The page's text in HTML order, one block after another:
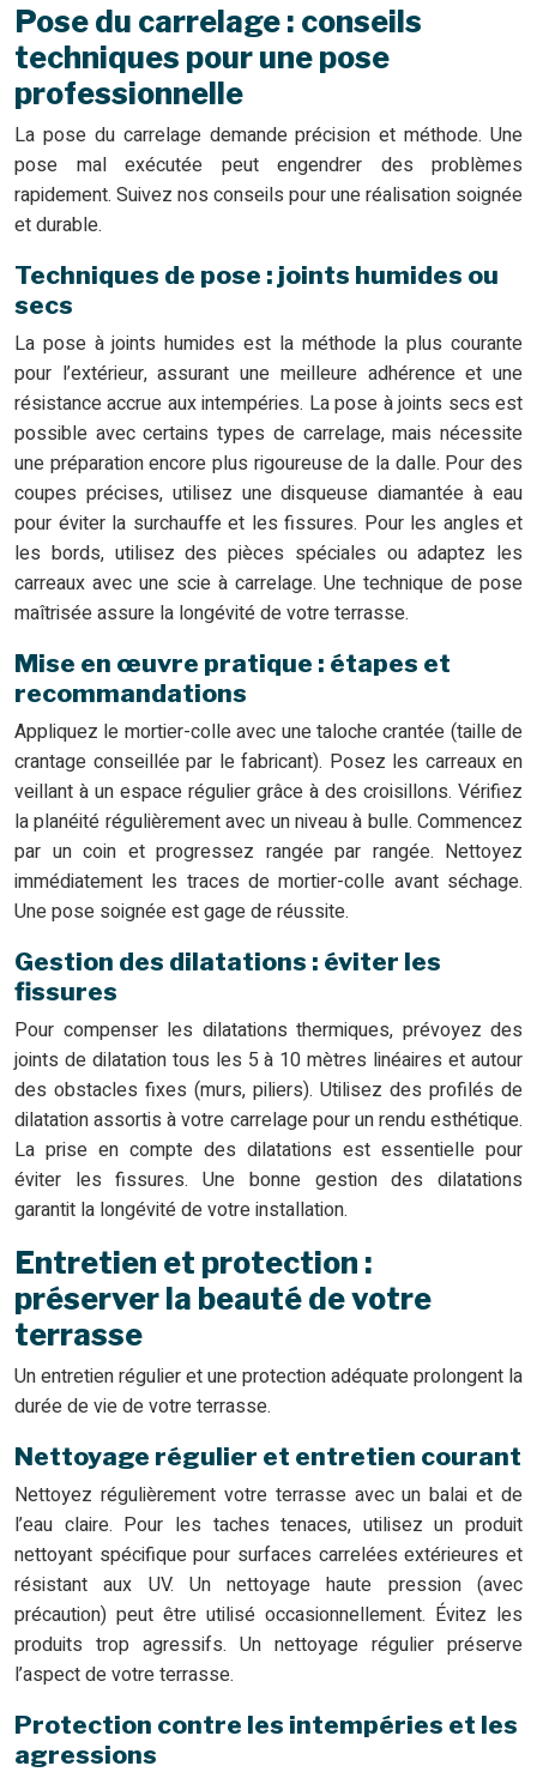
Pose du carrelage : conseils
techniques pour une pose
professionnelle
La pose du carrelage demande précision et méthode. Une
pose mal exécutée peut engendrer des problèmes
rapidement. Suivez nos conseils pour une réalisation soignée
et durable.
Techniques de pose : joints humides ou
secs
La pose à joints humides est la méthode la plus courante
pour l’extérieur, assurant une meilleure adhérence et une
résistance accrue aux intempéries. La pose à joints secs est
possible avec certains types de carrelage, mais nécessite
une préparation encore plus rigoureuse de la dalle. Pour des
coupes précises, utilisez une disqueuse diamantée à eau
pour éviter la surchauffe et les fissures. Pour les angles et
les bords, utilisez des pièces spéciales ou adaptez les
carreaux avec une scie à carrelage. Une technique de pose
maîtrisée assure la longévité de votre terrasse.
Mise en œuvre pratique : étapes et
recommandations
Appliquez le mortier-colle avec une taloche crantée (taille de
crantage conseillée par le fabricant). Posez les carreaux en
veillant à un espace régulier grâce à des croisillons. Vérifiez
la planéité régulièrement avec un niveau à bulle. Commencez
par un coin et progressez rangée par rangée. Nettoyez
immédiatement les traces de mortier-colle avant séchage.
Une pose soignée est gage de réussite.
Gestion des dilatations : éviter les
fissures
Pour compenser les dilatations thermiques, prévoyez des
joints de dilatation tous les 5 à 10 mètres linéaires et autour
des obstacles fixes (murs, piliers). Utilisez des profilés de
dilatation assortis à votre carrelage pour un rendu esthétique.
La prise en compte des dilatations est essentielle pour
éviter les fissures. Une bonne gestion des dilatations
garantit la longévité de votre installation.
Entretien et protection :
préserver la beauté de votre
terrasse
Un entretien régulier et une protection adéquate prolongent la
durée de vie de votre terrasse.
Nettoyage régulier et entretien courant
Nettoyez régulièrement votre terrasse avec un balai et de
l’eau claire. Pour les taches tenaces, utilisez un produit
nettoyant spécifique pour surfaces carrelées extérieures et
résistant aux UV. Un nettoyage haute pression (avec
précaution) peut être utilisé occasionnellement. Évitez les
produits trop agressifs. Un nettoyage régulier préserve
l’aspect de votre terrasse.
Protection contre les intempéries et les
agressions